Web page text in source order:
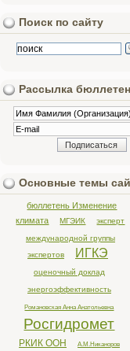
Поиск по сайту
Рассылка
Основные темы
бюллетень Изменение
климата
МГЭИК
эксперт
международной группы
экспертов
ИГКЭ
оценочный доклад
энергоэффективность
Романовская Анна Анатольевна
Росгидромет
РКИК ООН А.М.Никаноров